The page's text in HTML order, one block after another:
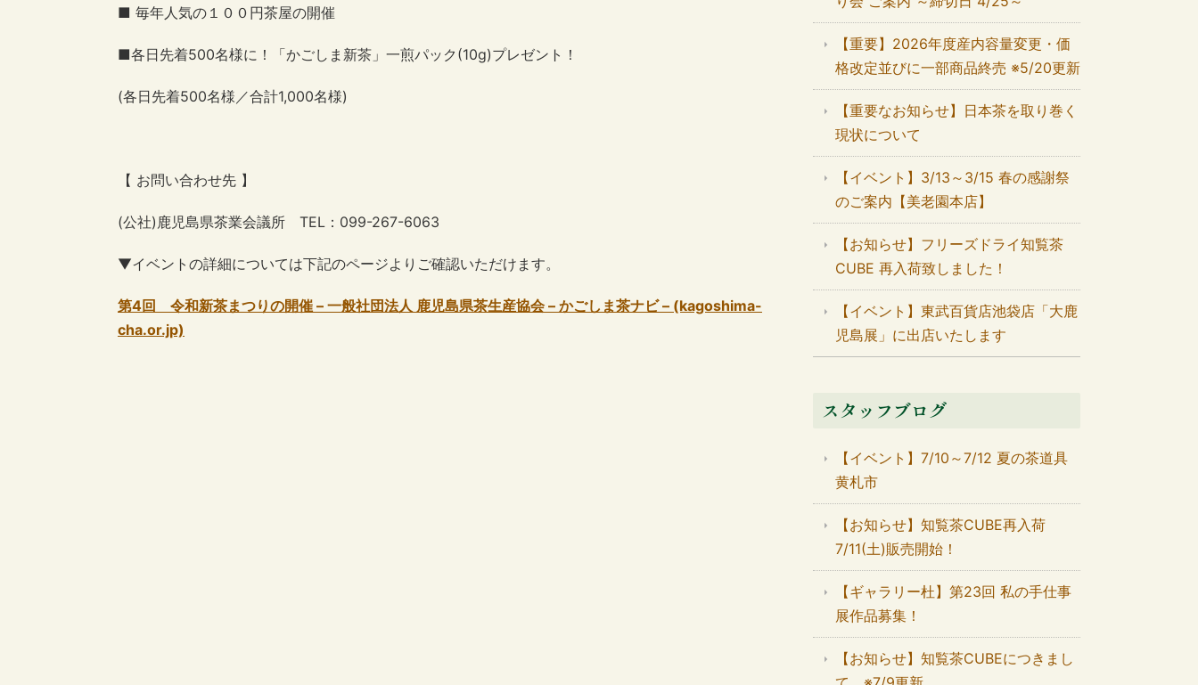
■ 毎年人気の１００円茶屋の開催
■各日先着500名様に！「かごしま新茶」一煎パック(10g)プレゼント！
(各日先着500名様／合計1,000名様)
【 お問い合わせ先 】
(公社)鹿児島県茶業会議所 TEL：099-267-6063
▼イベントの詳細については下記のページよりご確認いただけます。
第4回 令和新茶まつりの開催 – 一般社団法人 鹿児島県茶生産協会 – かごしま茶ナビ – (kagoshima-
cha.or.jp)
【重要】2026年度産内容量変更・価
格改定並びに一部商品終売 ※5/20更新
【重要なお知らせ】日本茶を取り巻く
現状について
【イベント】3/13～3/15 春の感謝祭
のご案内【美老園本店】
【お知らせ】フリーズドライ知覧茶
CUBE 再入荷致しました！
【イベント】東武百貨店池袋店「大鹿
児島展」に出店いたします
スタッフブログ
【イベント】7/10～7/12 夏の茶道具
黄札市
【お知らせ】知覧茶CUBE再入荷
7/11(土)販売開始！
【ギャラリー杜】第23回 私の手仕事
展作品募集！
【お知らせ】知覧茶CUBEにつきまし